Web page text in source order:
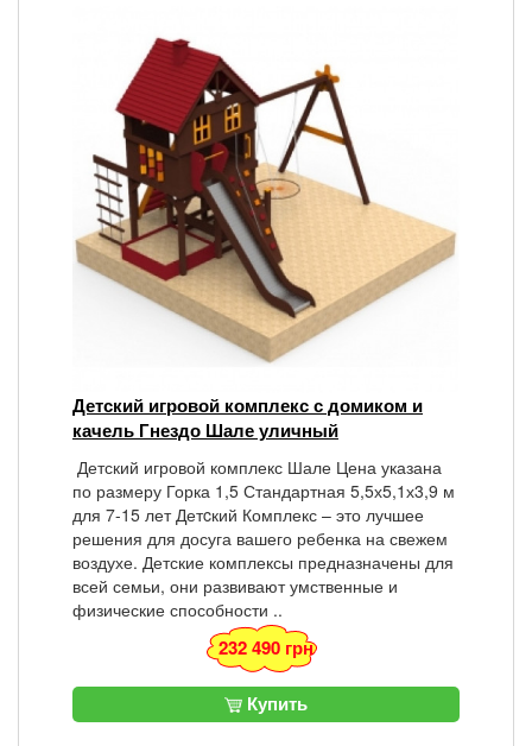
Детский игровой комплекс с домиком и
качель Гнездо Шале уличный
Детский игровой комплекс Шале Цена указана
по размеру Горка 1,5 Стандартная 5,5х5,1х3,9 м
для 7-15 лет Детcкий Комплекс – это лучшее
решения для досуга вашего ребенка на свежем
воздухе. Детские комплексы предназначены для
всей семьи, они развивают умственные и
физические способности ..
232 490 грн
Купить